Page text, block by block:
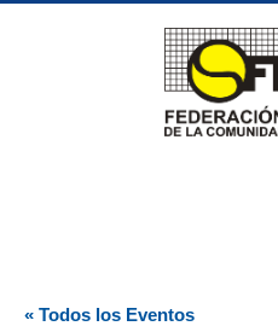
« Todos los Eventos